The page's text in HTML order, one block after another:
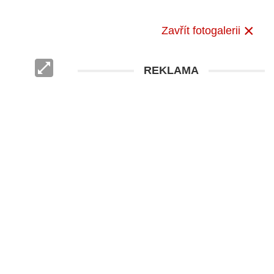
Zavřít fotogalerii
REKLAMA